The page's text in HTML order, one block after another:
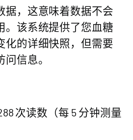
据，这意味着数据不会
。该系统提供了您血糖
化的详细快照，但需要
信息。
次读数（每 5 分钟测量